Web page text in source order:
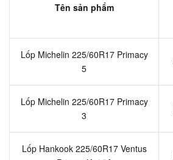
Tên sản phẩm
Lốp Michelin 225/60R17 Primacy
5
Lốp Michelin 225/60R17 Primacy
3
Lốp Hankook 225/60R17 Ventus